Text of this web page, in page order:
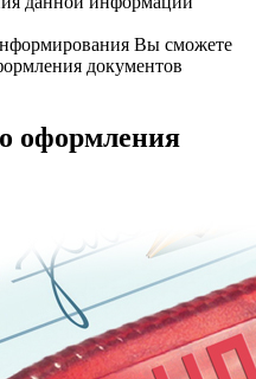
Вы сможете
документов
оформления